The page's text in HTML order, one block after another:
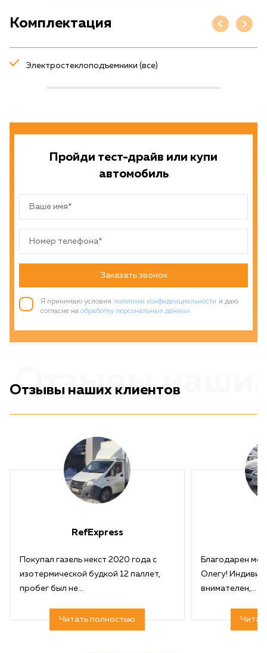
Комплектация
Электростеклоподъемники (все)
Пройди тест-драйв или купи
автомобиль
Заказать звонок
Я принимаю условия политики конфиденциальности и даю
согласие на обработку персональных данных
Отзывы наших клиентов
Отзывы
RefExpress
Покупал газель некст 2020 года с
изотермической будкой 12 паллет,
пробег был не...
Читать полностью
Благодарен
Олегу!
внимателен,...